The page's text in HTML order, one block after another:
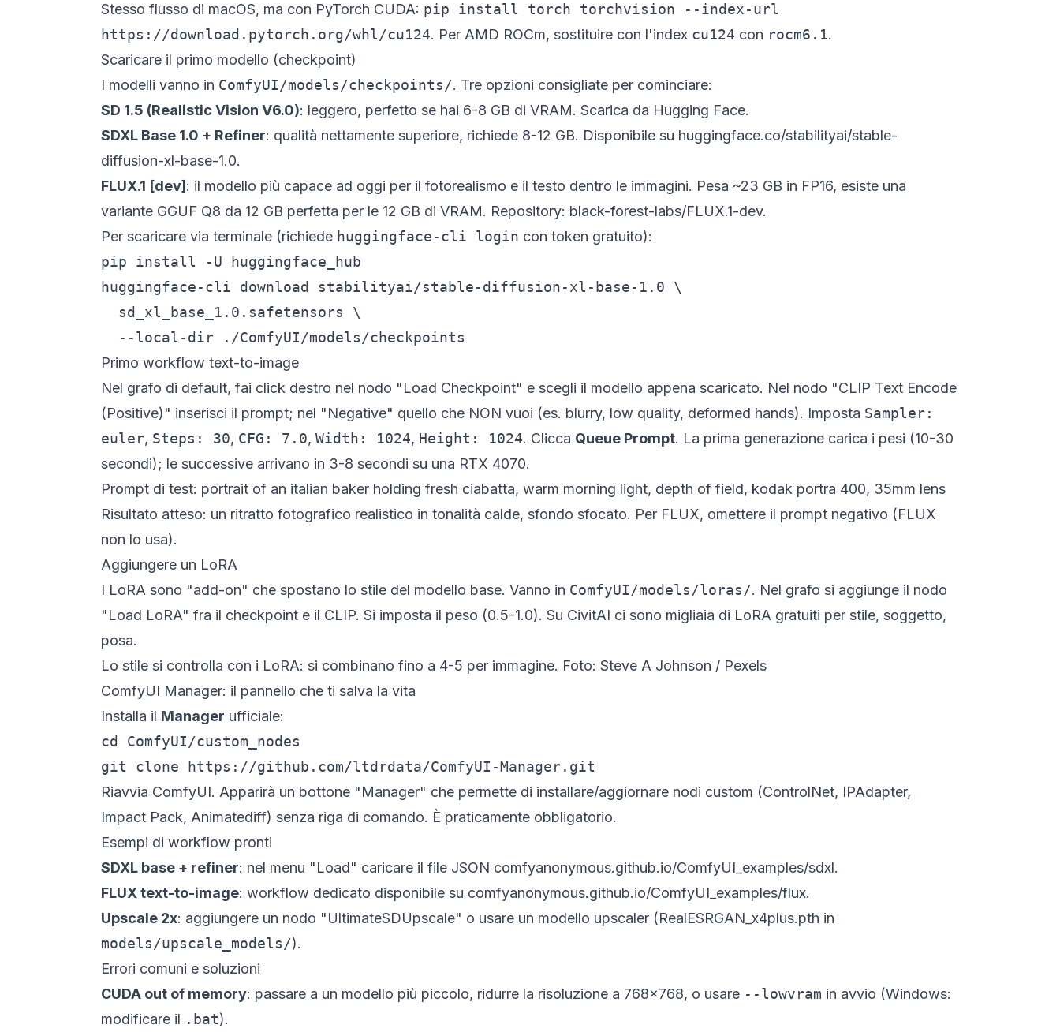
Stesso flusso di macOS, ma con PyTorch CUDA: pip install torch torchvision --index-url
https://download.pytorch.org/whl/cu124. Per AMD ROCm, sostituire con l'index cu124 con rocm6.1.
Scaricare il primo modello (checkpoint)
I modelli vanno in ComfyUI/models/checkpoints/. Tre opzioni consigliate per cominciare:
SD 1.5 (Realistic Vision V6.0): leggero, perfetto se hai 6-8 GB di VRAM. Scarica da Hugging Face.
SDXL Base 1.0 + Refiner: qualità nettamente superiore, richiede 8-12 GB. Disponibile su huggingface.co/stabilityai/stable-
diffusion-xl-base-1.0.
FLUX.1 [dev] : il modello più capace ad oggi per il fotorealismo e il testo dentro le immagini. Pesa ~23 GB in FP16, esiste una
variante GGUF Q8 da 12 GB perfetta per le 12 GB di VRAM. Repository: black-forest-labs/FLUX.1-dev.
Per scaricare via terminale (richiede huggingface-cli login con token gratuito):
pip install -U huggingface_hub
huggingface-cli download stabilityai/stable-diffusion-xl-base-1.0 \
  sd_xl_base_1.0.safetensors \
  --local-dir ./ComfyUI/models/checkpoints
Primo workflow text-to-image
Nel grafo di default, fai click destro nel nodo "Load Checkpoint" e scegli il modello appena scaricato. Nel nodo "CLIP Text Encode
(Positive)" inserisci il prompt; nel "Negative" quello che NON vuoi (es. blurry, low quality, deformed hands). Imposta Sampler:
euler, Steps: 30, CFG: 7.0, Width: 1024, Height: 1024. Clicca Queue Prompt. La prima generazione carica i pesi (10-30
secondi); le successive arrivano in 3-8 secondi su una RTX 4070.
Prompt di test: portrait of an italian baker holding fresh ciabatta, warm morning light, depth of field, kodak portra 400, 35mm lens
Risultato atteso: un ritratto fotografico realistico in tonalità calde, sfondo sfocato. Per FLUX, omettere il prompt negativo (FLUX
non lo usa).
Aggiungere un LoRA
I LoRA sono "add-on" che spostano lo stile del modello base. Vanno in ComfyUI/models/loras/. Nel grafo si aggiunge il nodo
"Load LoRA" fra il checkpoint e il CLIP. Si imposta il peso (0.5-1.0). Su CivitAI ci sono migliaia di LoRA gratuiti per stile, soggetto,
posa.
Lo stile si controlla con i LoRA: si combinano fino a 4-5 per immagine. Foto: Steve A Johnson / Pexels
ComfyUI Manager: il pannello che ti salva la vita
Installa il Manager ufficiale:
cd ComfyUI/custom_nodes
git clone https://github.com/ltdrdata/ComfyUI-Manager.git
Riavvia ComfyUI. Apparirà un bottone "Manager" che permette di installare/aggiornare nodi custom (ControlNet, IPAdapter,
Impact Pack, Animatediff) senza riga di comando. È praticamente obbligatorio.
Esempi di workflow pronti
SDXL base + refiner: nel menu "Load" caricare il file JSON comfyanonymous.github.io/ComfyUI_examples/sdxl.
FLUX text-to-image: workflow dedicato disponibile su comfyanonymous.github.io/ComfyUI_examples/flux.
Upscale 2x: aggiungere un nodo "UltimateSDUpscale" o usare un modello upscaler (RealESRGAN_x4plus.pth in
models/upscale_models/).
Errori comuni e soluzioni
CUDA out of memory: passare a un modello più piccolo, ridurre la risoluzione a 768×768, o usare --lowvram in avvio (Windows:
modificare il .bat).